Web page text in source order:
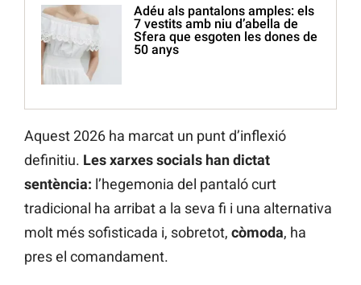
Adéu als pantalons amples: els
7 vestits amb niu d’abella de
Sfera que esgoten les dones de
50 anys
Aquest 2026 ha marcat un punt d’inflexió
definitiu. Les xarxes socials han dictat
sentència: l’hegemonia del pantaló curt
tradicional ha arribat a la seva fi i una alternativa
molt més sofisticada i, sobretot, còmoda, ha
pres el comandament.